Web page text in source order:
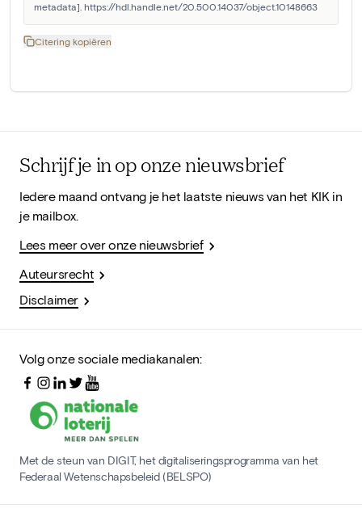
metadata]. https://hdl.handle.net/20.500.14037/object.10148663
Citering kopiëren
Schrijf je in op onze nieuwsbrief
Iedere maand ontvang je het laatste nieuws van het KIK in
je mailbox.
Lees meer over onze nieuwsbrief
Auteursrecht
Disclaimer
Volg onze sociale mediakanalen:
Met de steun van DIGIT, het digitaliseringsprogramma van het
Federaal Wetenschapsbeleid (BELSPO)